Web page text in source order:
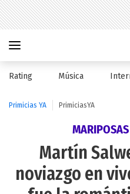
Rating Música
Primicias YA PrimiciasYA
Martín
noviazgo en